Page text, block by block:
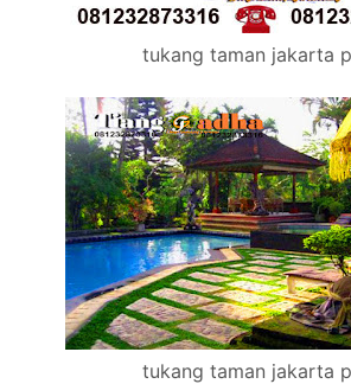
tukang taman jakarta
tukang taman jakarta